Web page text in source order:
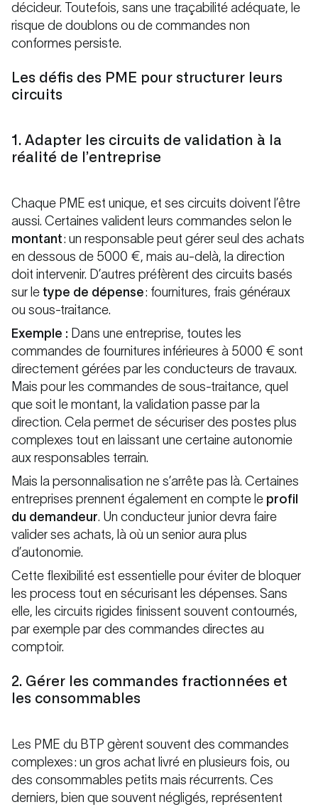
décideur. Toutefois, sans une traçabilité adéquate, le
risque de doublons ou de commandes non
conformes persiste.
Les défis des PME pour structurer leurs
circuits
1. Adapter les circuits de validation à la
réalité de l’entreprise
Chaque PME est unique, et ses circuits doivent l’être
aussi. Certaines valident leurs commandes selon le
montant: un responsable peut gérer seul des achats
en dessous de 5000 €, mais au-delà, la direction
doit intervenir. D’autres préfèrent des circuits basés
sur le type de dépense: fournitures, frais généraux
ou sous-traitance.
Exemple : Dans une entreprise, toutes les
commandes de fournitures inférieures à 5000 € sont
directement gérées par les conducteurs de travaux.
Mais pour les commandes de sous-traitance, quel
que soit le montant, la validation passe par la
direction. Cela permet de sécuriser des postes plus
complexes tout en laissant une certaine autonomie
aux responsables terrain.
Mais la personnalisation ne s’arrête pas là. Certaines
entreprises prennent également en compte le profil
du demandeur. Un conducteur junior devra faire
valider ses achats, là où un senior aura plus
d’autonomie.
Cette flexibilité est essentielle pour éviter de bloquer
les process tout en sécurisant les dépenses. Sans
elle, les circuits rigides finissent souvent contournés,
par exemple par des commandes directes au
comptoir.
2. Gérer les commandes fractionnées et
les consommables
Les PME du BTP gèrent souvent des commandes
complexes : un gros achat livré en plusieurs fois, ou
des consommables petits mais récurrents. Ces
derniers, bien que souvent négligés, représentent